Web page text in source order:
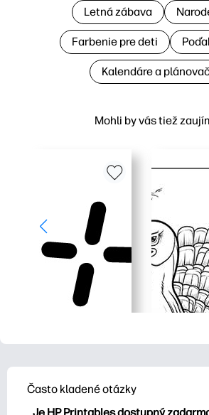
Mohli by vás tiež
Letná zábava
Farbenie pre deti
Kalendáre a
Často kladené otázky